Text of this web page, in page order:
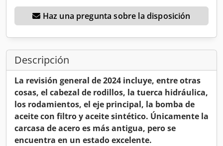
Haz una pregunta sobre la disposición
Descripción
La revisión general de 2024 incluye, entre otras
cosas, el cabezal de rodillos, la tuerca hidráulica,
los rodamientos, el eje principal, la bomba de
aceite con filtro y aceite sintético. Únicamente la
carcasa de acero es más antigua, pero se
encuentra en un estado excelente.